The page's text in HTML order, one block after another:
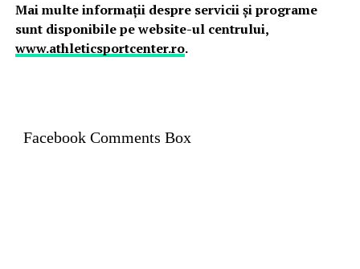
Mai multe informații despre servicii și programe
sunt disponibile pe website-ul centrului,
www.athleticsportcenter.ro.
Facebook Comments Box